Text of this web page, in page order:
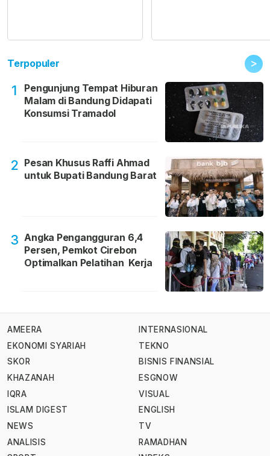
Terpopuler >
1
Pengunjung Tempat Hiburan
Malam di Bandung Didapati
Konsumsi Tramadol
2 Pesan Khusus Raffi Ahmad
untuk Bupati Bandung Barat
3 Angka Pengangguran 6,4
Persen, Pemkot Cirebon
Optimalkan Pelatihan Kerja
AMEERA
EKONOMI SYARIAH
SKOR
KHAZANAH
IQRA
ISLAM DIGEST
NEWS
ANALISIS
INTERNASIONAL
TEKNO
BISNIS FINANSIAL
ESGNOW
VISUAL
ENGLISH
TV
RAMADHAN